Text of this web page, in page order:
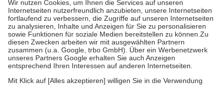
Kosten der Leistung zu entrichten.
Diese Regeln gelten grundsätzlich auch für Online-Apotheken.
Bei Heilmitteln und häuslicher Krankenpflege beträgt die
Zuzahlung zehn Prozent der Kosten sowie zehn Euro je
Verordnung.
Um das Engagement der Versicherten für ihre eigene Gesundheit zu
stärken und die besondere Stellung der Familie zu unterstützen,
fallenkeine Zuzahlungenan bei: